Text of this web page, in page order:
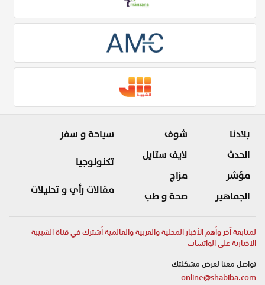
بلادنا
الحدث
مؤشر
الجماهير
شوف
لايف ستايل
مزاج
صحة و طب
سياحة و سفر
تكنولوجيا
مقالات رأي و تحليلات
لمتابعة آخر وأهم الأخبار المحلية والعربية والعالمية أشترك في قناة الشبيبة
الإخبارية على الواتساب
تواصل معنا لعرض مشكلتك
online@shabiba.com